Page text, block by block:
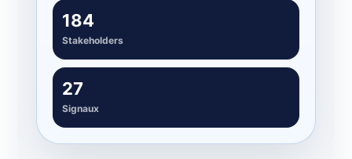
184
Stakeholders
27
Signaux